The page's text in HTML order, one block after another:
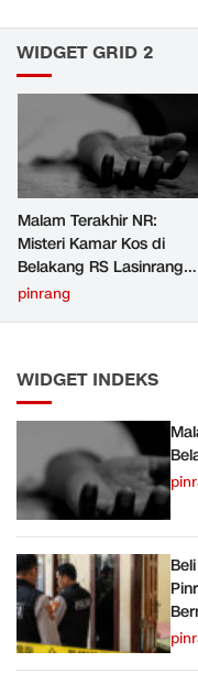
WIDGET GRID 2
Malam Terakhir NR:
Misteri Kamar Kos di
Belakang RS Lasinrang
Pinrang
pinrang
WIDGET INDEKS